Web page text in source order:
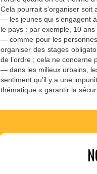
Cela pourrait s’organiser
— les jeunes qui s’engagent
le pays : par exemple, 10
— comme pour les
organiser des stages
de l’ordre ; cela ne concerne
— dans les milieux urbains,
sentiment qu’il y a une
thématique « garantir la